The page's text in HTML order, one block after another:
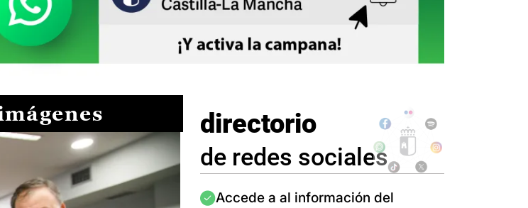
directorio
de redes sociales
Imagen
Accede a al información del